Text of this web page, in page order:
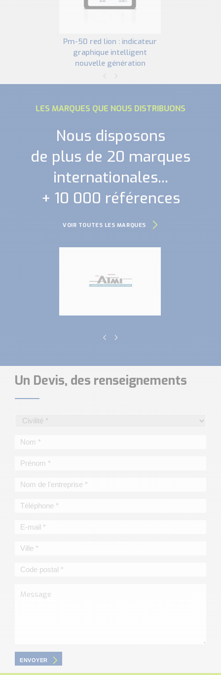
pm-50 red lion : indicateur
graphique intelligent
nouvelle génération
LES MARQUES QUE NOUS DISTRIBUONS
Nous disposons
de plus de 20 marques
internationales...
+ 10 000 références
VOIR TOUTES LES MARQUES
Un Devis, des renseignements
ENVOYER